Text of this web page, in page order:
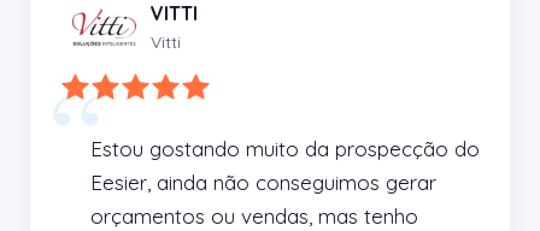
VITTI
Vitti
Estou gostando muito da prospecção do
Eesier, ainda não conseguimos gerar
orçamentos ou vendas, mas tenho